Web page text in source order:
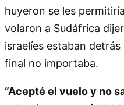
huyeron se les
volaron a Sudáfrica
israelíes estaban
final no importaba.
“Acepté el vuelo y no